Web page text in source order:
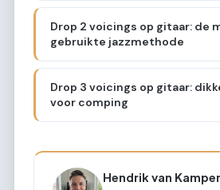
Drop 2 voicings op gitaar: de
gebruikte jazzmethode
Drop 3 voicings op gitaar:
voor comping
Hendrik van